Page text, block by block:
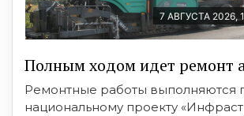
7 АВГУСТА 2026,
Полным ходом идет ремонт
Ремонтные работы выполняются
национальному проекту